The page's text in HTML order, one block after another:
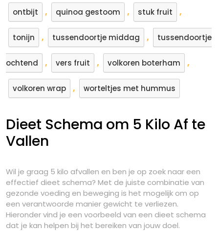
ontbijt , quinoa gestoom , stuk fruit ,
tonijn , tussendoortje middag , tussendoortje
ochtend , vers fruit , volkoren boterham ,
volkoren wrap , worteltjes met hummus
Dieet Schema om 5 Kilo Af te
Vallen
Wil je graag 5 kilo afvallen en ben je op zoek naar een
effectief dieet schema? Met de juiste combinatie van
gezonde voeding en beweging is het mogelijk om op
een verantwoorde manier gewicht te verliezen.
Hieronder vind je een voorbeeld van een dieet schema
dat je kan helpen bij het bereiken van jouw doel.